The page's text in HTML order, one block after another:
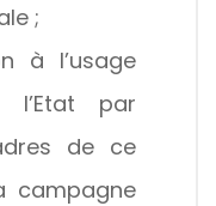
;
à l’usage
par
de ce
campagne